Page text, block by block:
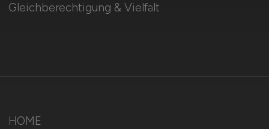
Gleichberechtigung & Vielfalt
HOME